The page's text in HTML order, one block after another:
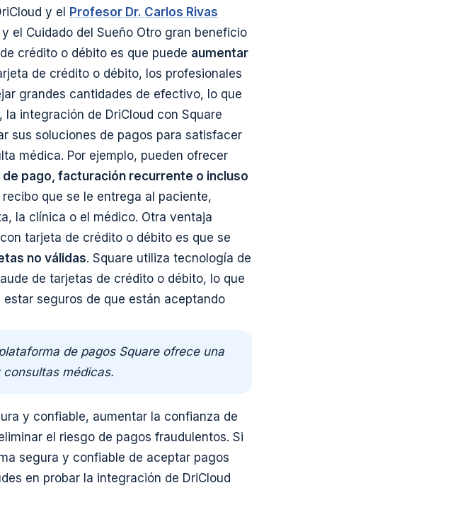
y el
Profesor Dr. Carlos Rivas
el Cuidado del Sueño Otro gran beneficio
crédito o débito es que puede aumentar
de crédito o débito, los profesionales
grandes cantidades de efectivo, lo que
la integración de DriCloud con Square
sus soluciones de pagos para satisfacer
médica. Por ejemplo, pueden ofrecer
pago, facturación recurrente o incluso
que se le entrega al paciente,
la clínica o el médico. Otra ventaja
tarjeta de crédito o débito es que se
no válidas. Square utiliza tecnología de
de tarjetas de crédito o débito, lo que
seguros de que están aceptando
de pagos Square ofrece una
médicas.
y confiable, aumentar la confianza de
el riesgo de pagos fraudulentos. Si
segura y confiable de aceptar pagos
en probar la integración de DriCloud